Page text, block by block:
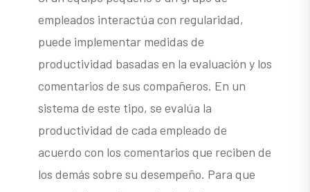
empleados interactúa con regularidad,
puede implementar medidas de
productividad basadas en la evaluación y los
comentarios de sus compañeros. En un
sistema de este tipo, se evalúa la
productividad de cada empleado de
acuerdo con los comentarios que reciben de
los demás sobre su desempeño. Para que